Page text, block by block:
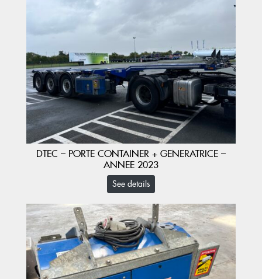
DTEC – PORTE CONTAINER + GENERATRICE –
ANNEE 2023
See details